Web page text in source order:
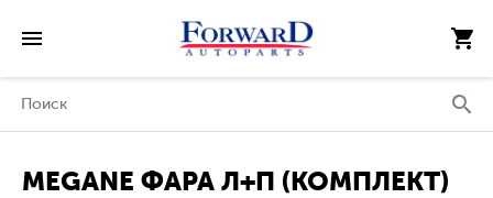
MEGANE ФАРА Л+П (КОМПЛЕКТ)